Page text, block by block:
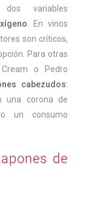
dos variables
. En vinos
son críticos,
Para otras
o Pedro
cabezudos:
una corona de
un consumo
de